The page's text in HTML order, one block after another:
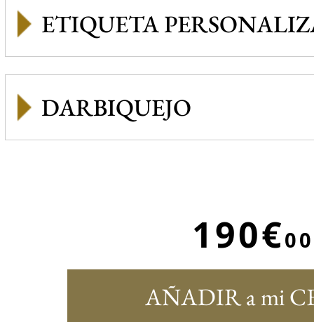
ETIQUETA
DARBIQUEJO
190€00
AÑADIR a mi